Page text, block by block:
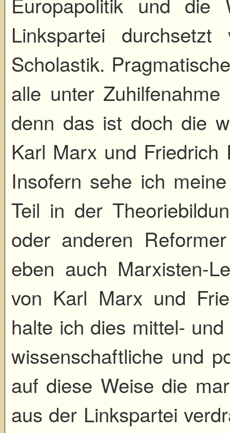
Linkspartei durchsetzt
Scholastik.
alle unter
denn das ist doch die
Karl Marx und Friedrich
Insofern sehe ich
Teil in der
oder anderen
eben auch Marxisten-
von Karl Marx und
halte ich dies mittel-
wissenschaftliche und
auf diese Weise die
aus der Linkspartei